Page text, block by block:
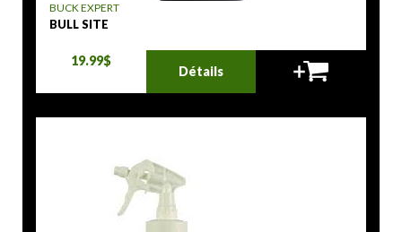
BUCK EXPERT
BULL SITE
19.99$
Détails